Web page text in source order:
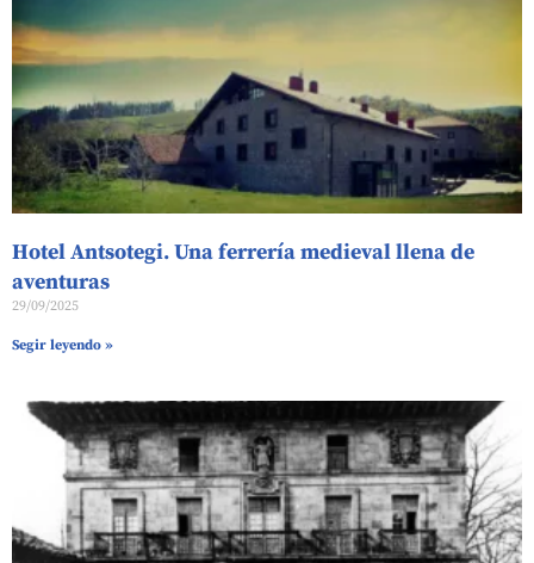
Hotel Antsotegi. Una ferrería medieval llena de
aventuras
29/09/2025
Segir leyendo »